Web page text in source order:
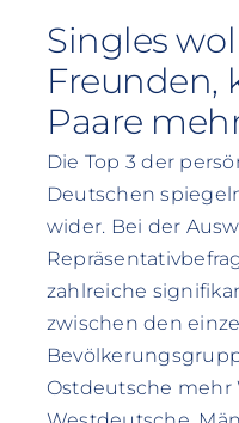
Singles
Freunden,
Paare
Die Top 3 der
Deutschen
wider. Bei der
zahlreiche
zwischen den
Ostdeutsche mehr